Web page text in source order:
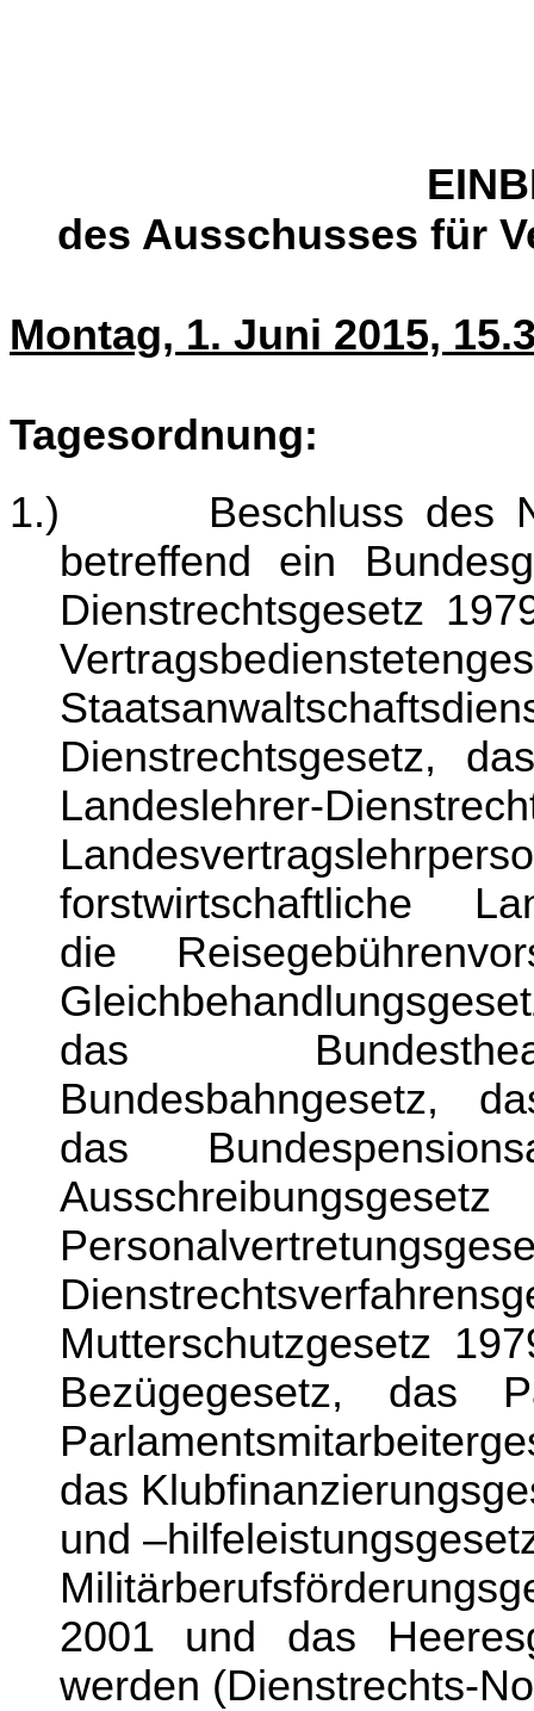
des Ausschusses für
Montag, 1. Juni 2015,
Tagesordnung:
1.)
Beschluss des
betreffend ein
Dienstrechtsgesetz
Dienstrechtsgesetz,
Landeslehrer-
forstwirtschaftliche
die
das
Bundesbahngesetz,
das
Mutterschutzgesetz
Bezügegesetz, das
das
und
2001 und das
werden (Dienstrechts-